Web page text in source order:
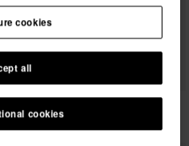
cookies
all
cookies